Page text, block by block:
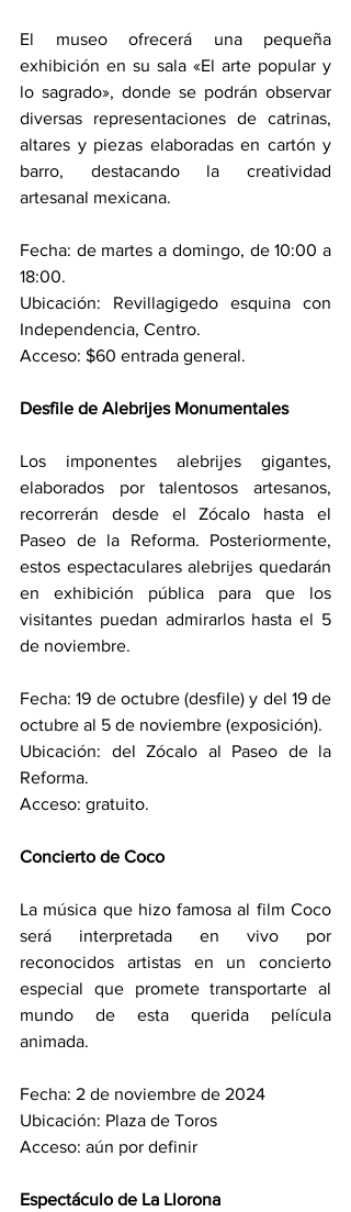
El museo ofrecerá una pequeña
exhibición en su sala «El arte popular y
lo sagrado», donde se podrán observar
diversas representaciones de catrinas,
altares y piezas elaboradas en cartón y
barro, destacando la creatividad
artesanal mexicana.
Fecha: de martes a domingo, de 10:00 a
18:00.
Ubicación: Revillagigedo esquina con
Independencia, Centro.
Acceso: $60 entrada general.
Desfile de Alebrijes Monumentales
Los imponentes alebrijes gigantes,
elaborados por talentosos artesanos,
recorrerán desde el Zócalo hasta el
Paseo de la Reforma. Posteriormente,
estos espectaculares alebrijes quedarán
en exhibición pública para que los
visitantes puedan admirarlos hasta el 5
de noviembre.
Fecha: 19 de octubre (desfile) y del 19 de
octubre al 5 de noviembre (exposición).
Ubicación: del Zócalo al Paseo de la
Reforma.
Acceso: gratuito.
Concierto de Coco
La música que hizo famosa al film Coco
será interpretada en vivo por
reconocidos artistas en un concierto
especial que promete transportarte al
mundo de esta querida película
animada.
Fecha: 2 de noviembre de 2024
Ubicación: Plaza de Toros
Acceso: aún por definir
Espectáculo de La Llorona